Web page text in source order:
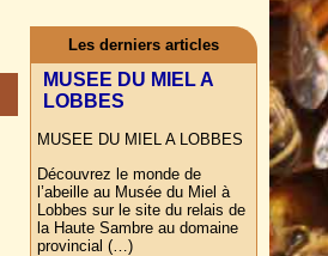
Les derniers articles
MUSEE DU MIEL A
LOBBES
MUSEE DU MIEL A LOBBES
Découvrez le monde de
l’abeille au Musée du Miel à
Lobbes sur le site du relais de
la Haute Sambre au domaine
provincial (…)